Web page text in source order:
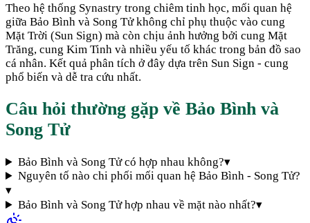
Theo hệ thống Synastry trong chiêm tinh học, mối quan hệ
giữa Bảo Bình và Song Tửkhông chỉ phụ thuộc vào cung
Mặt Trời (Sun Sign) mà còn chịu ảnh hưởng bởi cung Mặt
Trăng, cung Kim Tinh và nhiều yếu tố khác trong bản đồ sao
cá nhân. Kết quả phân tích ở đây dựa trên Sun Sign - cung
phổ biến và dễ tra cứu nhất.
Câu hỏi thường gặp về Bảo Bình và
Song Tử
Bảo Bình và Song Tử có hợp nhau không?▾
Nguyên tố nào chi phối mối quan hệ Bảo Bình - Song Tử?
▾
Bảo Bình và Song Tử hợp nhau về mặt nào nhất?▾